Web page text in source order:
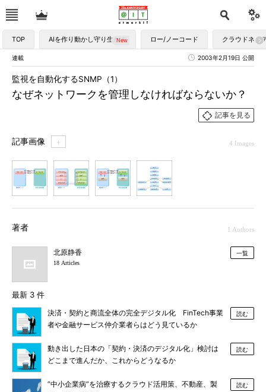
TOP AIを作り動かし守り生かす ロー/ノーコード クラウドネイ
連載 2003年2月19日 公開
なぜネットワークを管理しなければならないか？
監視を自動化するSNMP（1）
記事を見る
記事画像 ＋ 4 Images
著者 1 Authors
北原静香
18 Articles
一覧
最新 3 件
決済・契約と商流全体の完全デジタル化 FinTech事業
者や金融サービス仲介業者らはどう見ているか
読む
動き出した日本の「契約・決済のデジタル化」検討は
どこまで進んだか、これからどうなるか
読む
”中小企業病”を治療するクラウド活用策、不動産、製
読む